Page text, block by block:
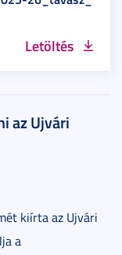
Letöltés
az Ujvári
kiírta az Ujvári
a